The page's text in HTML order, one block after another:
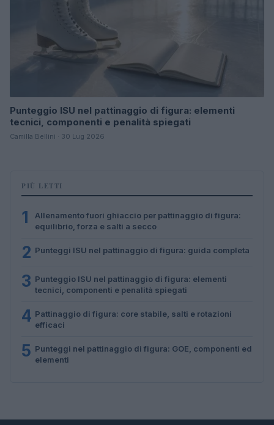
Punteggio ISU nel pattinaggio di figura: elementi
tecnici, componenti e penalità spiegati
Camilla Bellini · 30 Lug 2026
PIÙ LETTI
1
Allenamento fuori ghiaccio per pattinaggio di figura:
equilibrio, forza e salti a secco
2 Punteggi ISU nel pattinaggio di figura: guida completa
3 Punteggio ISU nel pattinaggio di figura: elementi
tecnici, componenti e penalità spiegati
4 Pattinaggio di figura: core stabile, salti e rotazioni
efficaci
5 Punteggi nel pattinaggio di figura: GOE, componenti ed
elementi